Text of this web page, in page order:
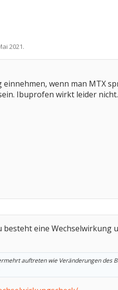
2021.
wenn man MTX
Ibuprofen wirkt leider nicht.
eine Wechselwirkung
auftreten wie Veränderungen des